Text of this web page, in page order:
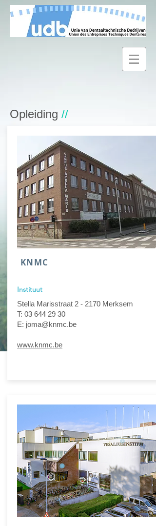
Opleiding //
KNMC
Instituut
Stella Marisstraat 2 - 2170 Merksem
T: 03 644 29 30
E: joma@knmc.be
www.knmc.be